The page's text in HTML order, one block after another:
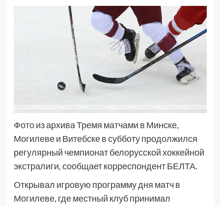
Фото из архива Тремя матчами в Минске,
Могилеве и Витебске в субботу продолжился
регулярный чемпионат белорусской хоккейной
экстралиги, сообщает корреспондент БЕЛТА.
Открывал игровую программу дня матч в
Могилеве, где местный клуб принимал